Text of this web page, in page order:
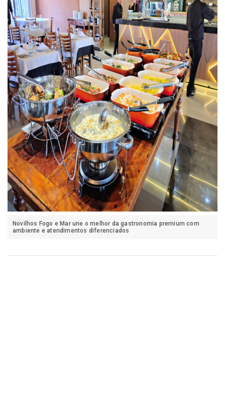
Novilhos Fogo e Mar une o melhor da gastronomia premium com
ambiente e atendimentos diferenciados